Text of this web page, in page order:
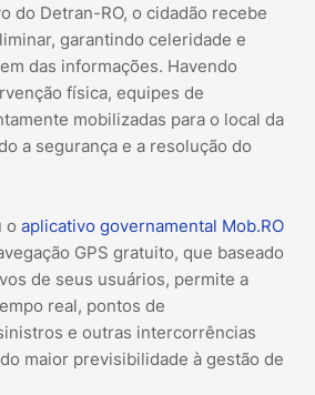
do Detran-RO, o cidadão recebe
garantindo celeridade e
das informações. Havendo
física, equipes de
mobilizadas para o local da
a segurança e a resolução do
o aplicativo governamental Mob.RO
GPS gratuito, que baseado
de seus usuários, permite a
real, pontos de
e outras intercorrências
maior previsibilidade à gestão de